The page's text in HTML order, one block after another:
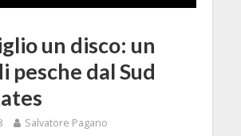
un disco: un
pesche dal Sud
Salvatore Pagano